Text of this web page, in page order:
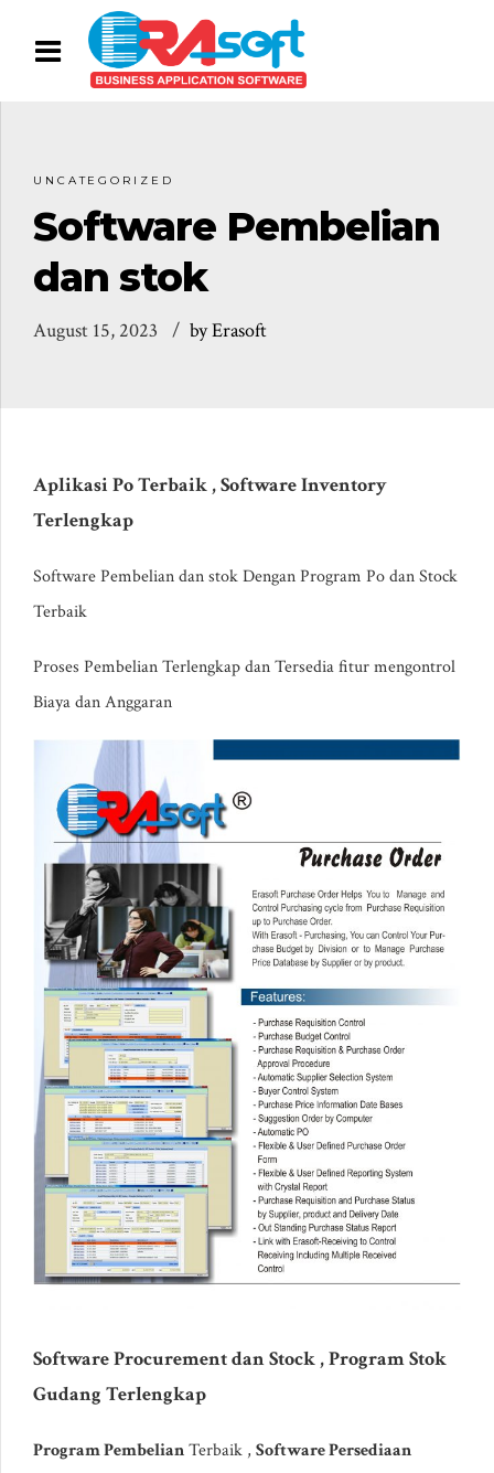
UNCATEGORIZED
Software Pembelian
dan stok
August 15, 2023 by Erasoft
Aplikasi Po Terbaik , Software Inventory
Terlengkap
Software Pembelian dan stok Dengan Program Po dan Stock
Terbaik
Proses Pembelian Terlengkap dan Tersedia fitur mengontrol
Biaya dan Anggaran
Software Procurement dan Stock , Program Stok
Gudang Terlengkap
Program PembelianTerbaik , Software Persediaan